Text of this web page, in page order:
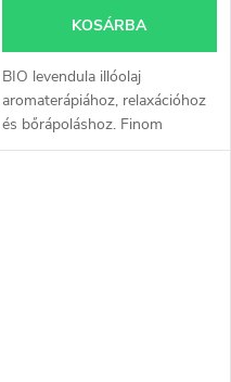
KOSÁRBA
BIO levendula illóolaj
aromaterápiához, relaxációhoz
és bőrápoláshoz. Finom
gyógynövényes illata segít